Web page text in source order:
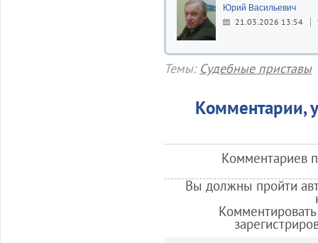
Юрий Васильевич
21.03.2026 13:54
Темы: Судебные приставы
Комментарии,
Комментариев
Вы должны пройти